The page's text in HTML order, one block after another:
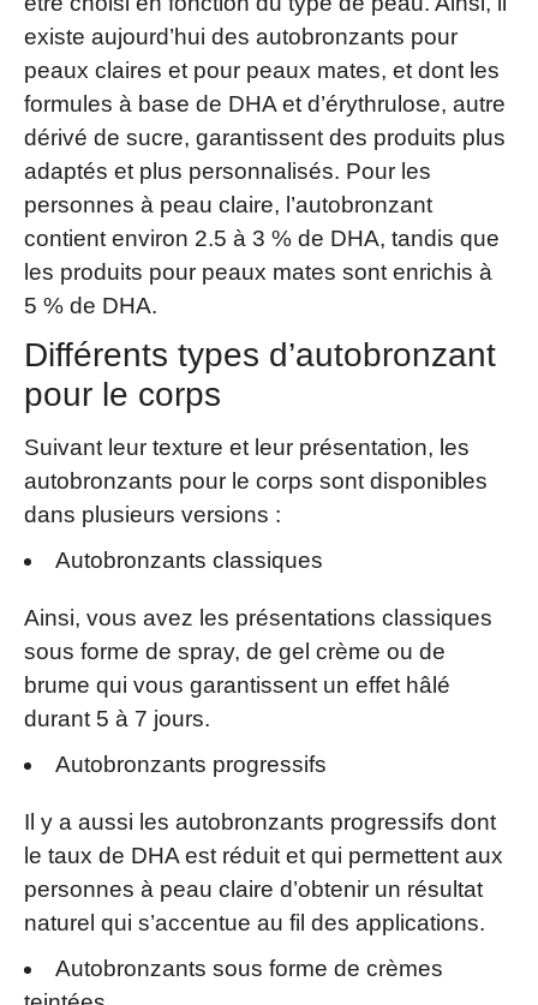
existe aujourd’hui des autobronzants pour
peaux claires et pour peaux mates, et dont les
formules à base de DHA et d’érythrulose, autre
dérivé de sucre, garantissent des produits plus
adaptés et plus personnalisés. Pour les
personnes à peau claire, l’autobronzant
contient environ 2.5 à 3 % de DHA, tandis que
les produits pour peaux mates sont enrichis à
5 % de DHA.
Différents types d’autobronzant
pour le corps
Suivant leur texture et leur présentation, les
autobronzants pour le corps sont disponibles
dans plusieurs versions :
Autobronzants classiques
Ainsi, vous avez les présentations classiques
sous forme de spray, de gel crème ou de
brume qui vous garantissent un effet hâlé
durant 5 à 7 jours.
Autobronzants progressifs
Il y a aussi les autobronzants progressifs dont
le taux de DHA est réduit et qui permettent aux
personnes à peau claire d’obtenir un résultat
naturel qui s’accentue au fil des applications.
Autobronzants sous forme de crèmes